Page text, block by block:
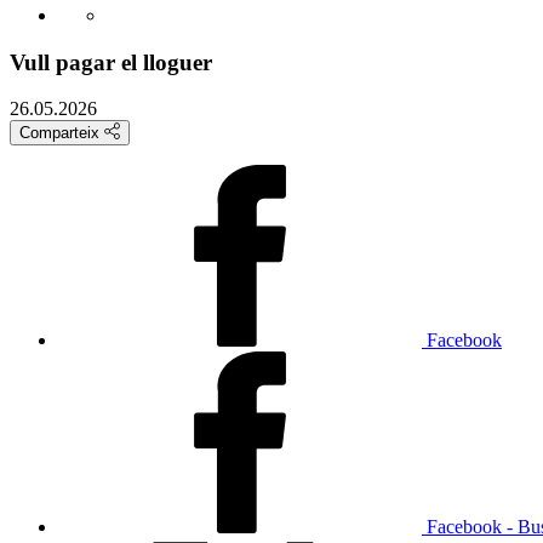
Vull pagar el lloguer
26.05.2026
Comparteix
Facebook
Facebook -